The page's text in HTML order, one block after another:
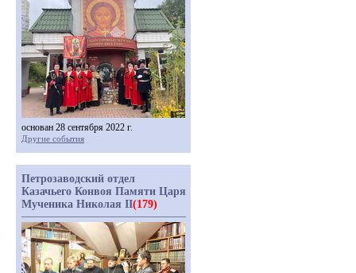
основан 28 сентября 2022 г.
Другие события
Петрозаводский отдел
Казачьего Конвоя Памяти Царя
Мученика Николая II(179)